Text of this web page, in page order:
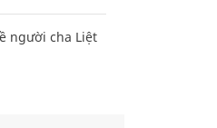
người cha Liệt